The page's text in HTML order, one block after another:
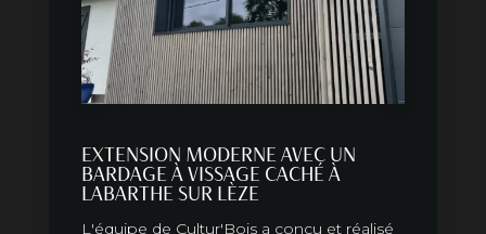
EXTENSION MODERNE AVEC UN
BARDAGE À VISSAGE CACHÉ À
LABARTHE SUR LÈZE
L'équipe de Cultur'Bois a conçu et réalisé